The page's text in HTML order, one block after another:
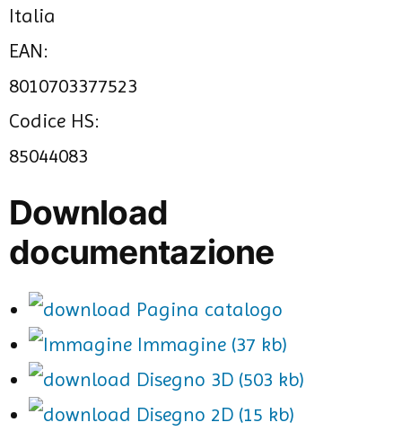
Italia
EAN:
8010703377523
Codice HS:
85044083
Download
documentazione
Pagina catalogo
Immagine (37 kb)
Disegno 3D (503 kb)
Disegno 2D (15 kb)